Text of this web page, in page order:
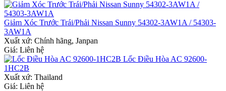
Giảm Xóc Trước Trái/Phải Nissan Sunny 54302-3AW1A / 54303-
3AW1A
Xuất xứ: Chính hãng, Janpan
Giá: Liên hệ
Lốc Điều Hòa AC 92600-
1HC2B
Xuất xứ: Thailand
Giá: Liên hệ